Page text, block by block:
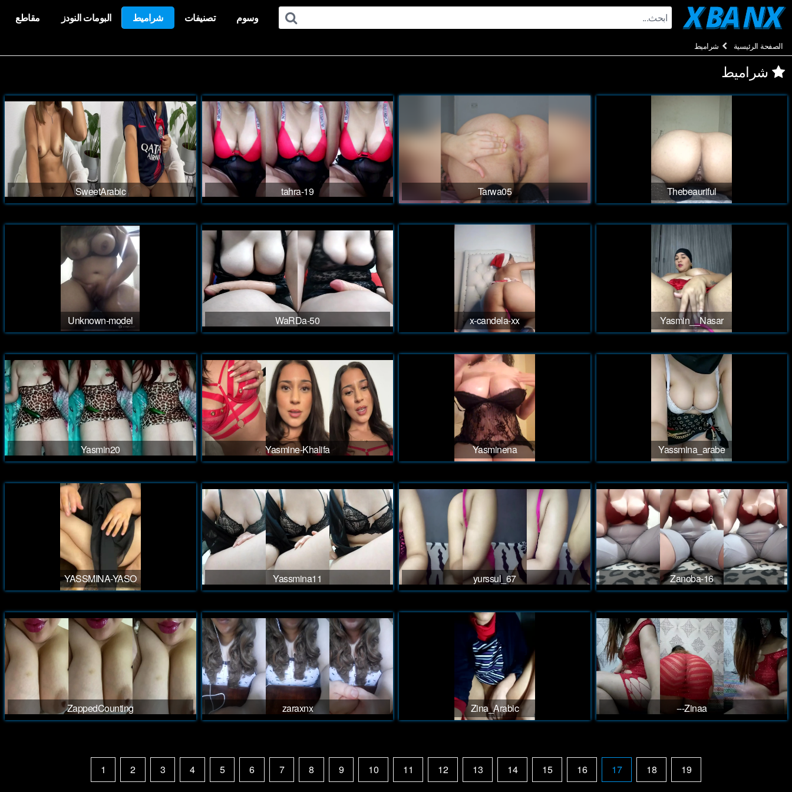
Skip
مقاطع البومات النودز شراميط تصنيفات وسوم
الصفحة الرئيسية شراميط
شراميط
SweetArabic tahra-19 Tarwa05 Thebeauriful
Unknown-model WaRDa-50 x-candela-xx Yasmin__Nasar
Yasmin20 Yasmine-Khalifa Yasminena Yassmina_arabe
YASSMINA-YASO Yassmina11 yurssul_67 Zanoba-16
ZappedCounting zaraxnx Zina_Arabic Zinaa---
1 2 3 4 5 6 7 8 9 10 11 12 13 14 15 16 17 18 19